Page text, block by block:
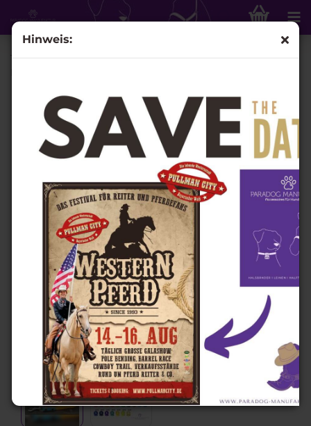
Hinweis:
1,20m Bi-Colour Führleine mit Handschlaufe, Fb. Apricot /